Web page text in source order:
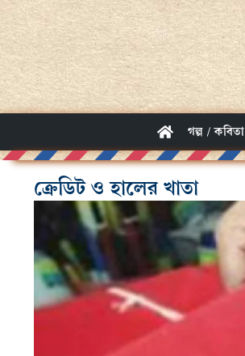
গল্প / কবিতা
ক্রেডিট ও হালের খাতা